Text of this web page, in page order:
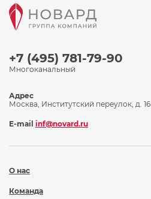
+7 (495) 781-79-90
Многоканальный
О нас
Команда
Адрес
Москва, Институтский переулок, д. 16
E-mail inf@novard.ru